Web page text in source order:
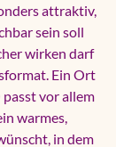
attraktiv,
sein soll
wirken darf
Ein Ort
passt vor allem
warmes,
in dem